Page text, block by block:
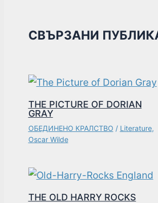
СВЪРЗАНИ
THE PICTURE OF DORIAN
GRAY
ОБЕДИНЕНО КРАЛСТВО / Literature,
Oscar Wilde
THE OLD HARRY ROCKS